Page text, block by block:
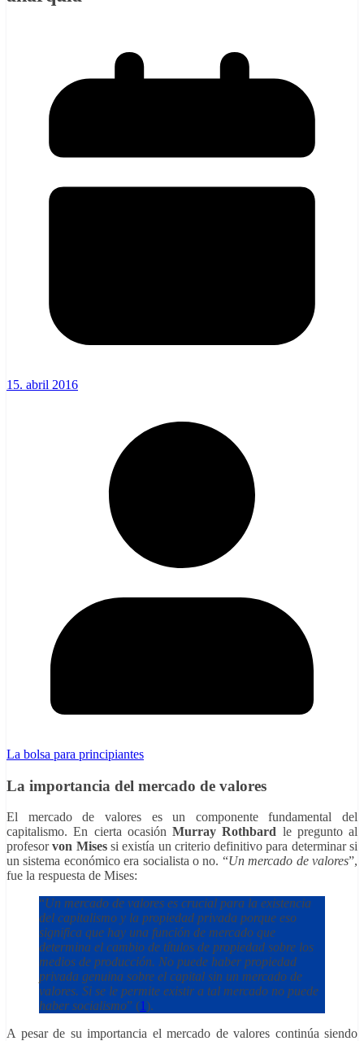
15. abril 2016
La bolsa para principiantes
La importancia del mercado de valores
El mercado de valores es un componente fundamental del
capitalismo. En cierta ocasión Murray Rothbard le pregunto al
profesorvon Misessi existía un criterio definitivo para determinar si
un sistema económico era socialista o no. “Un mercado de valores”,
fue la respuesta de Mises:
“Un mercado de valores es crucial para la existencia
del capitalismo y la propiedad privada porque eso
significa que hay una función de mercado que
determina el cambio de títulos de propiedad sobre los
medios de producción. No puede haber propiedad
privada genuina sobre el capital sin un mercado de
valores. Si se le permite existir a tal mercado no puede
haber socialismo” (1).
A pesar de su importancia el mercado de valores continúa siendo